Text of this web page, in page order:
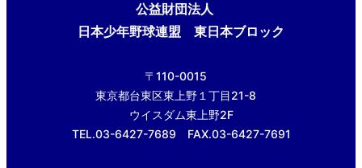
公益財団法人
日本少年野球連盟 東日本ブロック
〒110-0015
東京都台東区東上野１丁目21-8
ウイスダム東上野2F
TEL.03-6427-7689 FAX.03-6427-7691